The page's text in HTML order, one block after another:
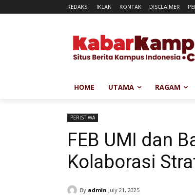
REDAKSI IKLAN KONTAK DISCLAIMER
HOME UTAMA RAGAM
PERISTIWA
FEB UMI dan
Kolaborasi
By admin July 21, 2025